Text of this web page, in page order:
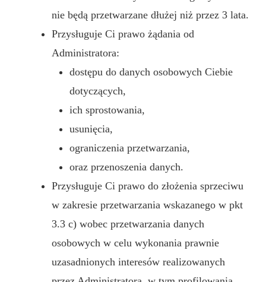
nie będą przetwarzane dłużej niż przez 3 lata.
Przysługuje Ci prawo żądania od
Administratora:
dostępu do danych osobowych Ciebie
dotyczących,
ich sprostowania,
usunięcia,
ograniczenia przetwarzania,
oraz przenoszenia danych.
Przysługuje Ci prawo do złożenia sprzeciwu
w zakresie przetwarzania wskazanego w pkt
3.3 c) wobec przetwarzania danych
osobowych w celu wykonania prawnie
uzasadnionych interesów realizowanych